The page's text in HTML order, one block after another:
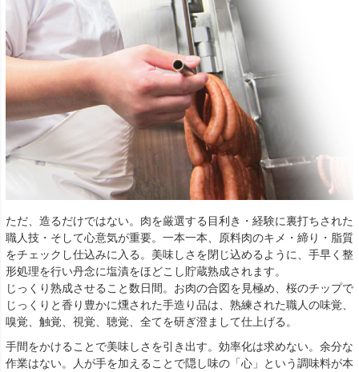
ただ、造るだけではない。肉を厳選する目利き・経験に裏打ちされた
職人技・そして心意気が重要。一本一本、原料肉のキメ・締り・脂質
をチェックし仕込みに入る。美味しさを閉じ込めるように、手早く整
形処理を行い丹念に塩漬をほどこし貯蔵熟成されます。
じっくり熟成させること数日間。お肉の合図を見極め、桜のチップで
じっくりと香り豊かに燻された手造り品は、熟練された職人の味覚、
嗅覚、触覚、視覚、聴覚、全てを研ぎ澄まして仕上げる。
手間をかけることで美味しさを引き出す。効率化は求めない。余分な
作業はない。人が手を加えることで隠し味の「心」という調味料が本